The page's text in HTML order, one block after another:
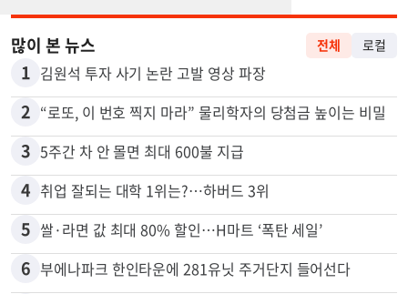
많이 본 뉴스 전체 로컬
1 김원석 투자 사기 논란 고발 영상 파장
2 “로또, 이 번호 찍지 마라” 물리학자의 당첨금 높이는 비밀
3 5주간 차 안 몰면 최대 600불 지급
4 취업 잘되는 대학 1위는?…하버드 3위
5 쌀·라면 값 최대 80% 할인…H마트 ‘폭탄 세일’
6 부에나파크 한인타운에 281유닛 주거단지 들어선다